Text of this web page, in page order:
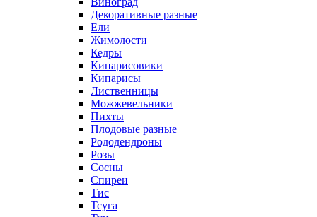
Декоративные разные
Ели
Жимолости
Кедры
Кипарисовики
Кипарисы
Лиственницы
Можжевельники
Пихты
Плодовые разные
Рододендроны
Розы
Сосны
Спиреи
Тис
Тсуга